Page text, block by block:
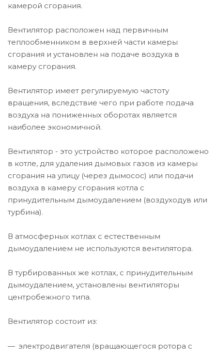
камерой сгорания.
Вентилятор расположен над первичным
теплообменником в верхней части камеры
сгорания и установлен на подаче воздуха в
камеру сгорания.
Вентилятор имеет регулируемую частоту
вращения, вследствие чего при работе подача
воздуха на пониженных оборотах является
наиболее экономичной.
Вентилятор - это устройство которое расположено
в котле, для удаления дымовых газов из камеры
сгорания на улицу (через дымосос) или подачи
воздуха в камеру сгорания котла с
принудительным дымоудалением (воздуходув или
турбина).
В атмосферных котлах с естественным
дымоудалением не используются вентилятора.
В турбированных же котлах, с принудительным
дымоудалением, установлены вентиляторы
центробежного типа.
Вентилятор состоит из:
электродвигателя (вращающегося ротора с